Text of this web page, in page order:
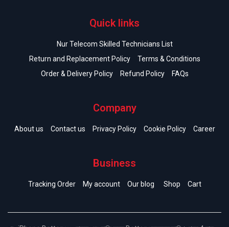
Quick links
Nur Telecom Skilled Technicians List
Return and Replacement Policy
Terms & Conditions
Order & Delivery Policy
Refund Policy FAQs
Company
About us Contact us Privacy Policy Cookie Policy Career
Business
Tracking Order My account Our blog Shop Cart